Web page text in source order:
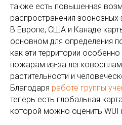
также есть повышенная
распространения зоонозных
В Европе, США и Канаде
основном для определения
как эти территории
пожарам из-за
растительности и
Благодаря работе группы
теперь есть глобальная
которой можно оценить WUI